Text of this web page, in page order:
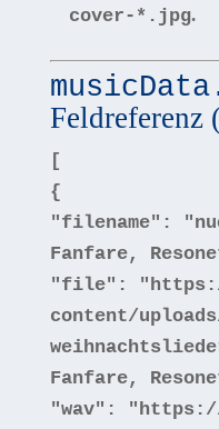
cover-*.jpg.
Feldreferenz
[
{
"filename" :
Fanfare,
"file" :
content/
Fanfare,
"wav" :
"https://